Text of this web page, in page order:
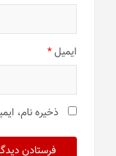
ایمیل*
ذخیره نام،